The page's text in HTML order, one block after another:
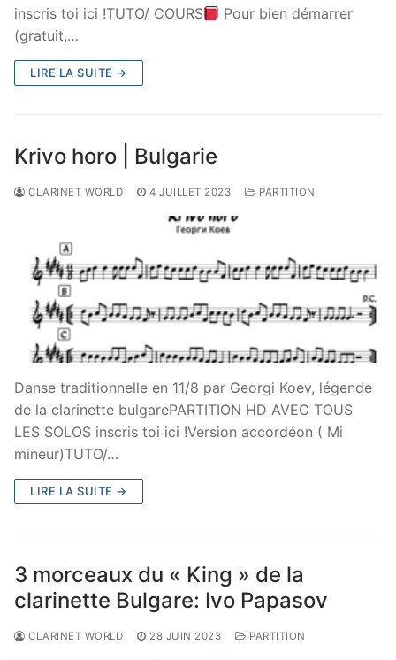
inscris toi ici !TUTO/ COURS
Pour bien démarrer
(gratuit,…
LIRE LA SUITE →
Krivo horo | Bulgarie
CLARINET WORLD 4 JUILLET 2023 PARTITION
Danse traditionnelle en 11/8 par Georgi Koev, légende
de la clarinette bulgarePARTITION HD AVEC TOUS
LES SOLOS inscris toi ici !Version accordéon ( Mi
mineur)TUTO/…
LIRE LA SUITE →
3 morceaux du « King » de la
clarinette Bulgare: Ivo Papasov
CLARINET WORLD 28 JUIN 2023 PARTITION